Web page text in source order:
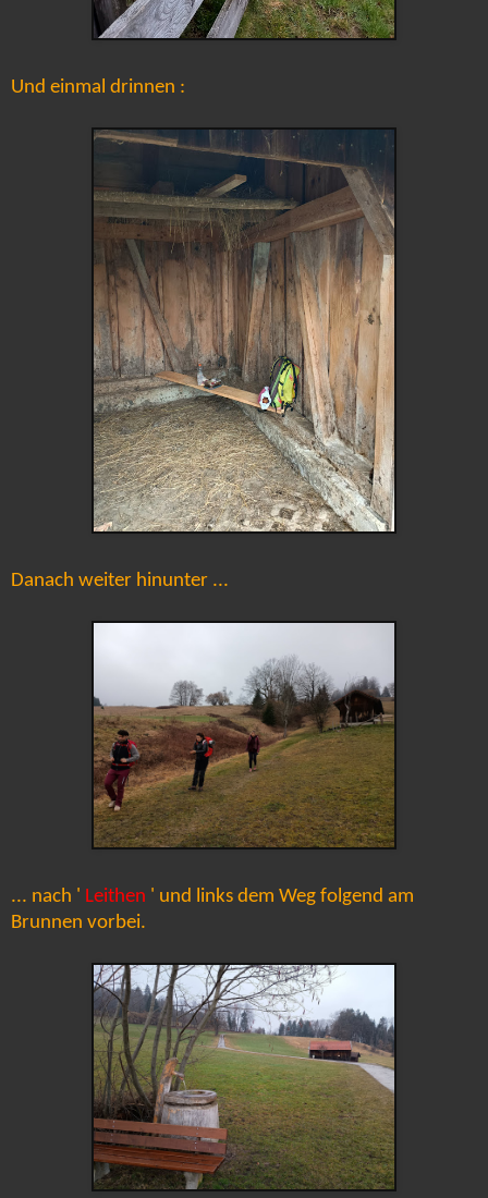
Und einmal drinnen :
Danach weiter hinunter ...
... nach ' Leithen ' und links dem Weg folgend am
Brunnen vorbei.